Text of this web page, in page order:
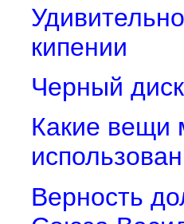
кипении
Черный
Какие вещи
Верность